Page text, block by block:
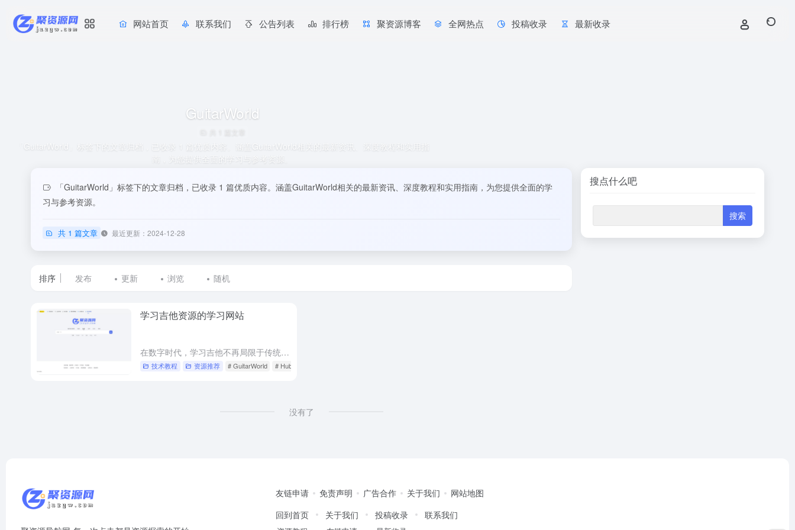
网站首页 联系我们 公告列表 排行榜 聚资源博客 全网热点 投稿收录 最新收录
GuitarWorld
「GuitarWorld」标签下的文章归档，已收录 1 篇优质内容。涵盖GuitarWorld相关的最新资讯、深度教程和实用指
南，为您提供全面的学习与参考资源。
「GuitarWorld」标签下的文章归档，已收录 1 篇优质内容。涵盖GuitarWorld相关的最新资讯、深度教程和实用指南，为您提供全面的学
习与参考资源。
共 1 篇文章 最近更新：2024-12-28
排序 发布 更新 浏览 随机
学习吉他资源的学习网站
在数字时代，学习吉他不再局限于传统的面对面教学。网络上有众多优秀的学习平台，为吉他爱好者提供了丰富的资源和便利的学习途径。以下是一些备受推崇的学习吉他的网站，它们不仅提供了高质量的教学内容，而且用户体...
技术教程 资源推荐 # GuitarWorld # Hub Guitar
没有了
搜点什么吧
友链申请 免责声明 广告合作 关于我们
网站地图
回到首页
关于我们 投稿收录 联系我们